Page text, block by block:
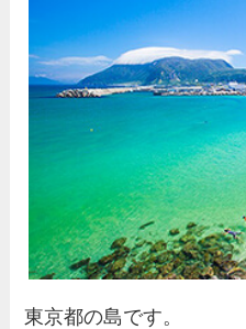
東京都の島です。